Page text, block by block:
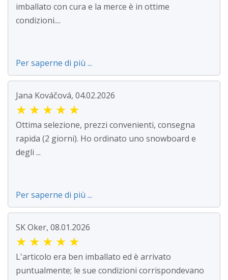
imballato con cura e la merce è in ottime
condizioni....
Per saperne di più ...
Jana Kováčová, 04.02.2026
★ ★ ★ ★ ★
Ottima selezione, prezzi convenienti, consegna
rapida (2 giorni). Ho ordinato uno snowboard e
degli ...
Per saperne di più ...
SK Oker, 08.01.2026
★ ★ ★ ★ ★
L'articolo era ben imballato ed è arrivato
puntualmente; le sue condizioni corrispondevano